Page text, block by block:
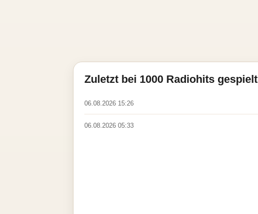
Zuletzt bei 1000 Radiohits gespielt
06.08.2026 15:26
06.08.2026 05:33